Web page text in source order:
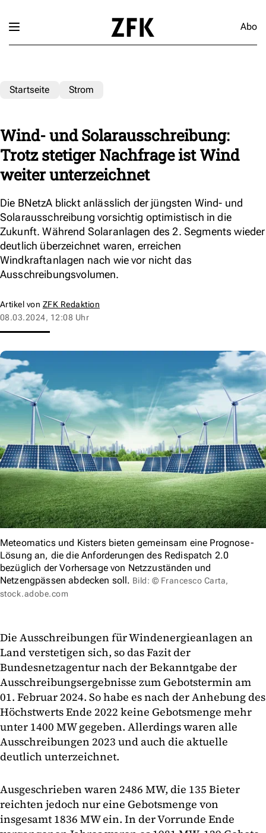
Abo
Startseite Strom
Wind- und Solarausschreibung:
Trotz stetiger Nachfrage ist Wind
weiter unterzeichnet
Die BNetzA blickt anlässlich der jüngsten Wind- und
Solarausschreibung vorsichtig optimistisch in die
Zukunft. Während Solaranlagen des 2. Segments wieder
deutlich überzeichnet waren, erreichen
Windkraftanlagen nach wie vor nicht das
Ausschreibungsvolumen.
Artikel von ZFK Redaktion
08.03.2024, 12:08 Uhr
Meteomatics und Kisters bieten gemeinsam eine Prognose-
Lösung an, die die Anforderungen des Redispatch 2.0
bezüglich der Vorhersage von Netzzuständen und
Netzengpässen abdecken soll. Bild: © Francesco Carta,
stock.adobe.com
Die Ausschreibungen für Windenergieanlagen an
Land verstetigen sich, so das Fazit der
Bundesnetzagentur nach der Bekanntgabe der
Ausschreibungsergebnisse zum Gebotstermin am
01. Februar 2024. So habe es nach der Anhebung des
Höchstwerts Ende 2022 keine Gebotsmenge mehr
unter 1400 MW gegeben. Allerdings waren alle
Ausschreibungen 2023 und auch die aktuelle
deutlich unterzeichnet.
Ausgeschrieben waren 2486 MW, die 135 Bieter
reichten jedoch nur eine Gebotsmenge von
insgesamt 1836 MW ein. In der Vorrunde Ende